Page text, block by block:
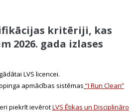
kritēriji, kas
2026. gada izlases
LVS licencei.
apmācības sistēmas “I Run Clean”
piekrīt ievērotLVS Ētikas un Disciplināro